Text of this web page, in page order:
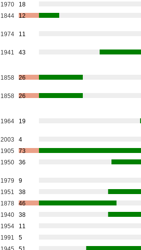
1970
18
1844 12
1974 11
1941 43
1858 26
1858 26
1964 19
2003
4
1905
73
1950 36
1979
9
1951
38
1878
46
1940
38
1954
11
1991
5